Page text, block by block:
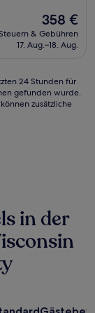
Der
Preis
beträgt
358 €
& Gebühren
17. Aug.–18. Aug.
24 Stunden für
gefunden wurde.
zusätzliche
in der